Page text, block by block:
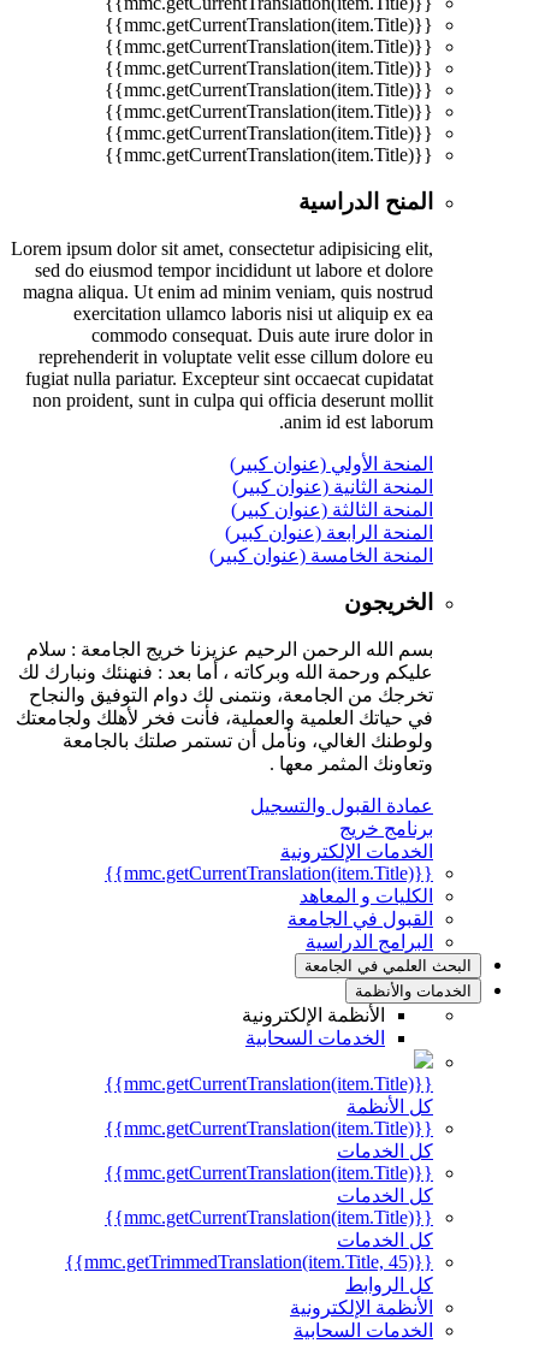
{{mmc.getCurrentTranslation(item.Title)}}
{{mmc.getCurrentTranslation(item.Title)}}
{{mmc.getCurrentTranslation(item.Title)}}
{{mmc.getCurrentTranslation(item.Title)}}
{{mmc.getCurrentTranslation(item.Title)}}
{{mmc.getCurrentTranslation(item.Title)}}
{{mmc.getCurrentTranslation(item.Title)}}
المنح الدراسية
Lorem ipsum dolor sit amet, consectetur adipisicing elit,
sed do eiusmod tempor incididunt ut labore et dolore
magna aliqua. Ut enim ad minim veniam, quis nostrud
exercitation ullamco laboris nisi ut aliquip ex ea
commodo consequat. Duis aute irure dolor in
reprehenderit in voluptate velit esse cillum dolore eu
fugiat nulla pariatur. Excepteur sint occaecat cupidatat
non proident, sunt in culpa qui officia deserunt mollit
anim id est laborum.
المنحة الأولي (عنوان كبير)
المنحة الثانية (عنوان كبير)
المنحة الثالثة (عنوان كبير)
المنحة الرابعة (عنوان كبير)
المنحة الخامسة (عنوان كبير)
الخريجون
بسم الله الرحمن الرحيم عزيزنا خريج الجامعة : سلام
عليكم ورحمة الله وبركاته ، أما بعد : فنهنئك ونبارك لك
تخرجك من الجامعة، ونتمنى لك دوام التوفيق والنجاح
في حياتك العلمية والعملية، فأنت فخر لأهلك ولجامعتك
ولوطنك الغالي، ونأمل أن تستمر صلتك بالجامعة
وتعاونك المثمر معها .
عمادة القبول والتسجيل
برنامج خريج
الخدمات الإلكترونية
{{mmc.getCurrentTranslation(item.Title)}}
الكليات و المعاهد
القبول في الجامعة
البرامج الدراسية
البحث العلمي في الجامعة
الخدمات والأنظمة
الأنظمة الإلكترونية
الخدمات السحابية
{{mmc.getCurrentTranslation(item.Title)}}
كل الأنظمة
{{mmc.getCurrentTranslation(item.Title)}}
كل الخدمات
{{mmc.getCurrentTranslation(item.Title)}}
كل الخدمات
{{mmc.getCurrentTranslation(item.Title)}}
كل الخدمات
{{mmc.getTrimmedTranslation(item.Title, 45)}}
كل الروابط
الأنظمة الإلكترونية
الخدمات السحابية